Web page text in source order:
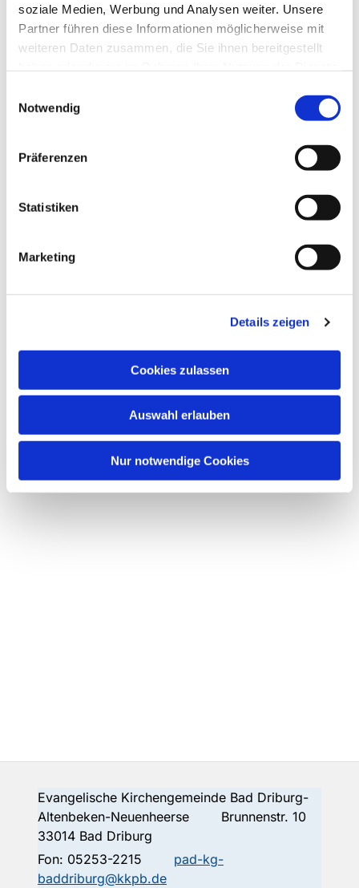
soziale Medien, Werbung und Analysen weiter. Unsere
Partner führen diese Informationen möglicherweise mit
weiteren Daten zusammen, die Sie ihnen bereitgestellt
Notwendig
Präferenzen
Statistiken
Marketing
Details zeigen
Cookies zulassen
Auswahl erlauben
Nur notwendige Cookies
Dies könnte Sie auch
Evangelische Kirchengemeinde Bad Driburg-
Altenbeken-Neuenheerse Brunnenstr. 10
33014 Bad Driburg
Fon: 05253-2215
pad-kg-
baddriburg@kkpb.de